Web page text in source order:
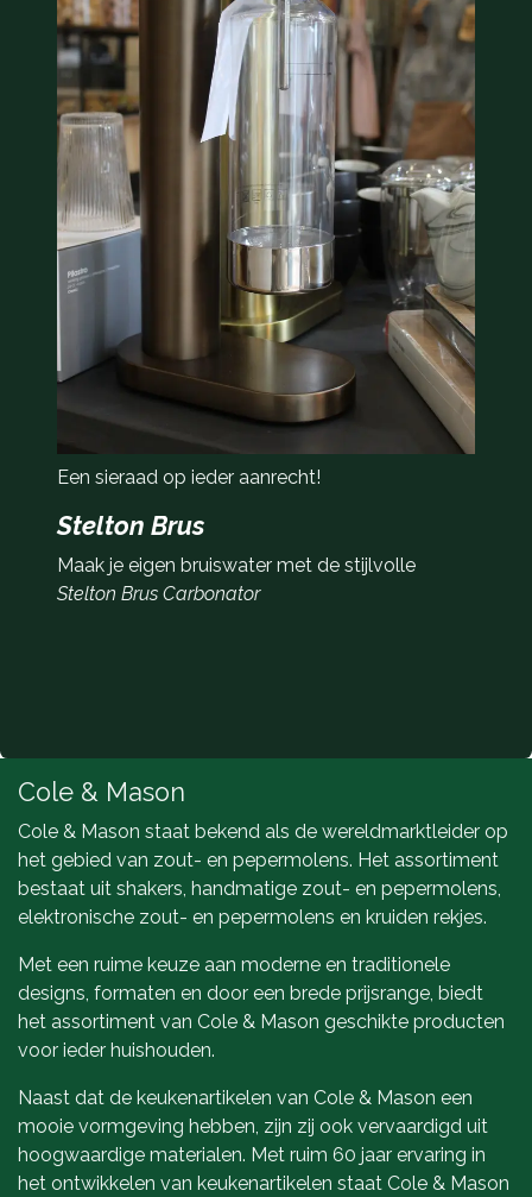
Een sieraad op ieder aanrecht!
Stelton Brus
Maak je eigen bruiswater met de stijlvolle
Stelton Brus Carbonator
Cole & Mason
Cole & Mason staat bekend als de wereldmarktleider op
het gebied van zout- en pepermolens. Het assortiment
bestaat uit shakers, handmatige zout- en pepermolens,
elektronische zout- en pepermolens en kruiden rekjes.
Met een ruime keuze aan moderne en traditionele
designs, formaten en door een brede prijsrange, biedt
het assortiment van Cole & Mason geschikte producten
voor ieder huishouden.
Naast dat de keukenartikelen van Cole & Mason een
mooie vormgeving hebben, zijn zij ook vervaardigd uit
hoogwaardige materialen. Met ruim 60 jaar ervaring in
het ontwikkelen van keukenartikelen staat Cole & Mason